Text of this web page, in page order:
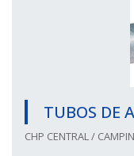
TUBOS DE
CHP CENTRAL /